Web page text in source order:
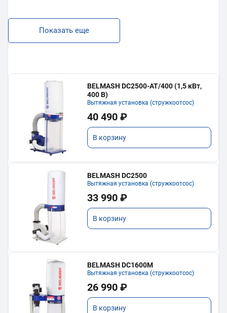
Показать еще
BELMASH DC2500-AT/400 (1,5 кВт,
400 В)
Вытяжная установка (стружкоотсос)
40 490 ₽
В корзину
BELMASH DC2500
Вытяжная установка (стружкоотсос)
33 990 ₽
В корзину
BELMASH DC1600M
Вытяжная установка (стружкоотсос)
26 990 ₽
В корзину